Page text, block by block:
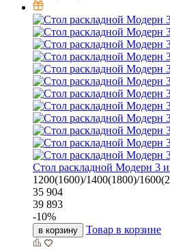
Стол раскладной Модерн 3
1200(1600)/1400(1800)/
35 904
39 893
-10%
в корзину Товар в корзине